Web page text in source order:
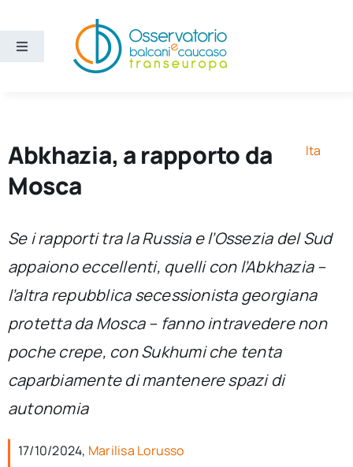
contenuto
Toggle
Ricerca e divulgazione
Sezioni
Chi siamo
per:
Newsletter
Ita
Abkhazia, a rapporto da
Mosca
Ita
Se i rapporti tra la Russia e l’Ossezia del Sud
appaiono eccellenti, quelli con l’Abkhazia –
l’altra repubblica secessionista georgiana
protetta da Mosca – fanno intravedere non
poche crepe, con Sukhumi che tenta
caparbiamente di mantenere spazi di
autonomia
17/10/2024, Marilisa Lorusso